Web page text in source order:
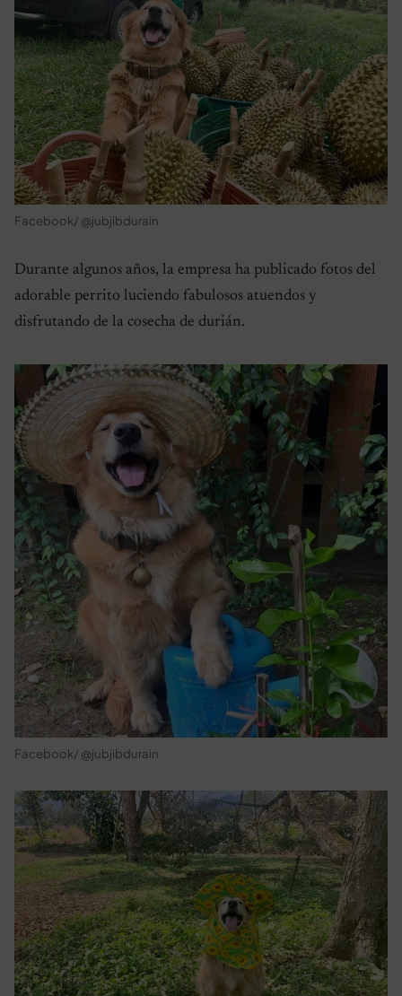
Facebook/ @jubjibdurain
Durante algunos años, la empresa ha publicado fotos del
adorable perrito luciendo fabulosos atuendos y
disfrutando de la cosecha de durián.
Facebook/ @jubjibdurain